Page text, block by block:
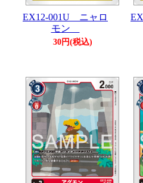
EX12-001U ニャロ
モン
30円(税込)